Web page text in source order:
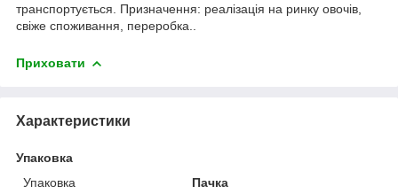
транспортується. Призначення: реалізація на ринку овочів,
свіже споживання, переробка..
Приховати
Характеристики
Упаковка
Упаковка
Пачка